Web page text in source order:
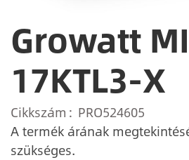
Growatt
17KTL3-X
Cikkszám
PRO524605
A termék árának
szükséges.